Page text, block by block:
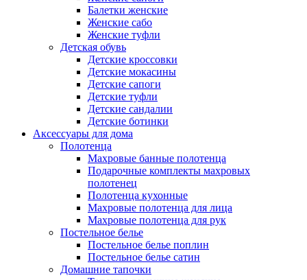
Балетки женские
Женские сабо
Женские туфли
Детская обувь
Детские кроссовки
Детские мокасины
Детские сапоги
Детские туфли
Детские сандалии
Детские ботинки
Аксессуары для дома
Полотенца
Махровые банные полотенца
Подарочные комплекты махровых
полотенец
Полотенца кухонные
Махровые полотенца для лица
Махровые полотенца для рук
Постельное белье
Постельное белье поплин
Постельное белье сатин
Домашние тапочки